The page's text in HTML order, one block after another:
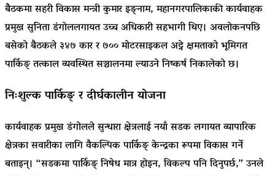
बैठकमा सहरी विकास मन्त्रीकुमार इङ्नाम, महानगरपालिकाकी कार्यवाहक
प्रमुखसुनिता डंगोललगायत उच्च अधिकारी सहभागी थिए। अवलोकनपछि
बसेको बैठकले ३४७ कार र ७०० मोटरसाइकल अट्ने क्षमताको भूमिगत
पार्किङ् तत्काल व्यवस्थित सञ्चालनमा ल्याउने निष्कर्ष निकालेको छ।
निःशुल्क पार्किङ् र दीर्घकालीन योजना
कार्यवाहक प्रमुख डंगोलले सुन्धारा क्षेत्रलाई नयाँ सडक लगायत व्यापारिक
क्षेत्रका सवारीका लागि वैकल्पिक पार्किङ् केन्द्रका रूपमा विकास गर्ने
बताइन्। “सडकमा पार्किङ् निषेध मात्र होइन, विकल्प पनि दिनुपर्छ,” उनले